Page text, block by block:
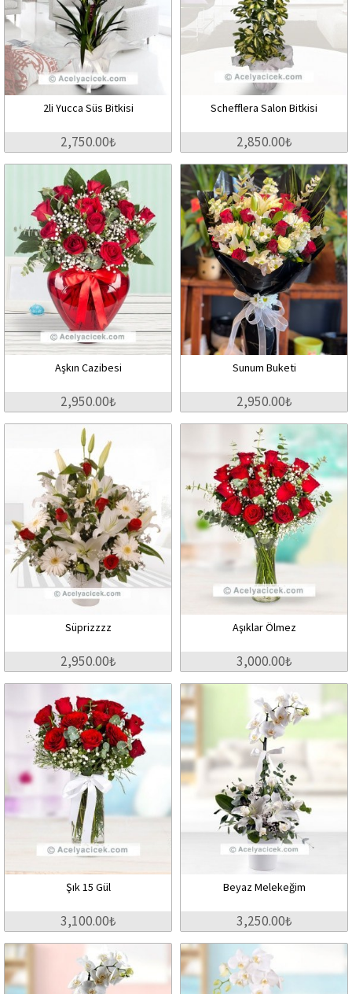
2li Yucca Süs Bitkisi
2,750.00₺
Schefflera Salon Bitkisi
2,850.00₺
Aşkın Cazibesi
2,950.00₺
Sunum Buketi
2,950.00₺
Süprizzzz
2,950.00₺
Aşıklar Ölmez
3,000.00₺
Şık 15 Gül
3,100.00₺
Beyaz Melekeğim
3,250.00₺